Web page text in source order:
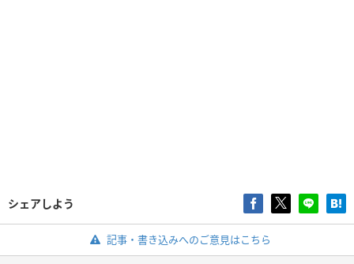
シェアしよう
記事・書き込みへのご意見はこちら